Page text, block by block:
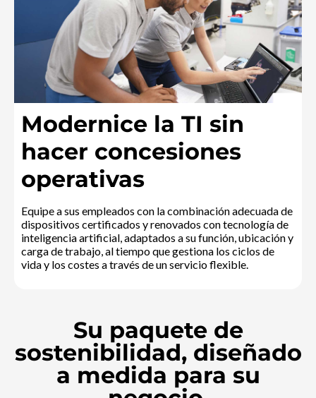
Modernice la TI sin
hacer concesiones
operativas
Equipe a sus empleados con la combinación adecuada de
dispositivos certificados y renovados con tecnología de
inteligencia artificial, adaptados a su función, ubicación y
carga de trabajo, al tiempo que gestiona los ciclos de
vida y los costes a través de un servicio flexible.
Su paquete de
sostenibilidad, diseñado
a medida para su